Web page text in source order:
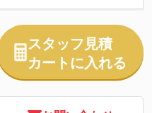
スタッフ見積
カートに入れる